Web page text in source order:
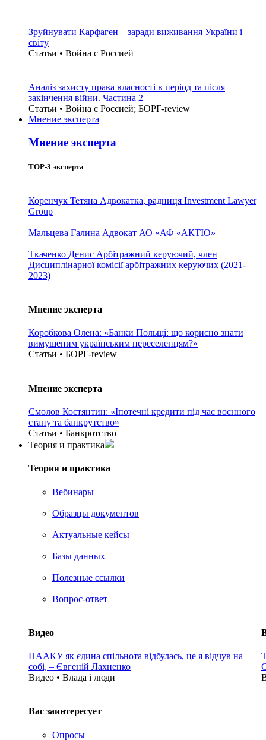
Зруйнувати Карфаген – заради виживання України і
світу
Статьи • Война с Россией
Аналіз захисту права власності в період та після
закінчення війни. Частина 2
Статьи • Война с Россией; БОРГ-review
Мнение эксперта
Мнение эксперта
TOP-3 эксперта
Коренчук Тетяна Адвокатка, радниця Investment Lawyer
Group
Мальцева Галина Адвокат АО «АФ «АКТІО»
Ткаченко Денис Арбітражний керуючий, член
Дисциплінарної комісії арбітражних керуючих (2021-
2023)
Мнение эксперта
Коробкова Олена: «Банки Польщі: що корисно знати
вимушеним українським переселенцям?»
Статьи • БОРГ-review
Мнение эксперта
Смолов Костянтин: «Іпотечні кредити під час воєнного
стану та банкрутство»
Статьи • Банкротство
Теория и практика
Теория и практика
Вебинары
Образцы документов
Актуальные кейсы
Базы данных
Полезные ссылки
Вопрос-ответ
Видео
НААКУ як єдина спільнота відбулась, це я відчув на
собі, – Євгеній Лахненко
Видео • Влада i люди
Вас заинтересует
Опросы